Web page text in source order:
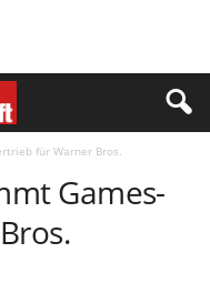
für Warner Bros.
Games-